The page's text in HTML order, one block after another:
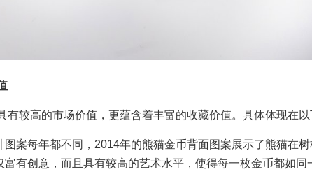
有较高的市场价值，更蕴含着丰富的收藏价值。具体体现在以
图案每年都不同，2014年的熊猫金币背面图案展示了熊猫在树
有创意，而且具有较高的艺术水平，使得每一枚金币都如同